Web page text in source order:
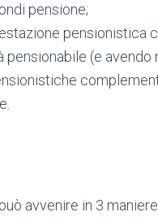
pensione;
pensionistica
pensionabile (e
avvenire in 3